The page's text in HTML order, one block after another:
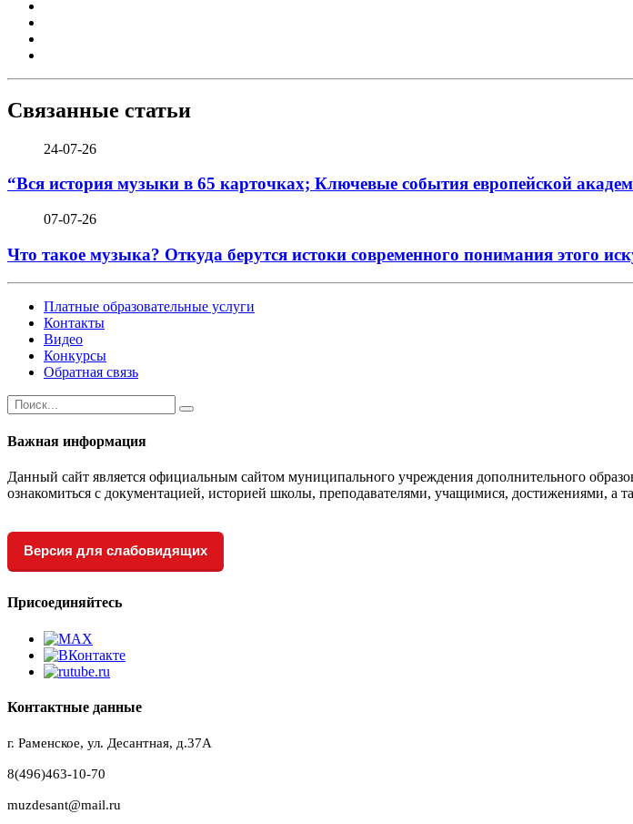
Связанные статьи
24-07-26
“Вся история музыки в 65 карточках; Ключевые события европейской
07-07-26
Что такое музыка? Откуда берутся истоки современного понимания этого
Платные образовательные услуги
Контакты
Видео
Конкурсы
Обратная связь
Важная информация
Данный сайт является официальным сайтом муниципального учреждения дополнительного
ознакомиться с документацией, историей школы, преподавателями, учащимися, достижениями, а
Версия для слабовидящих
Присоединяйтесь
Контактные данные
г. Раменское, ул. Десантная, д.37A
8(496)463-10-70
muzdesant@mail.ru